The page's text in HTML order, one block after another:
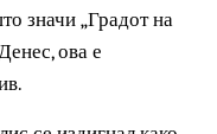
богатство на
секој случај,
на годините